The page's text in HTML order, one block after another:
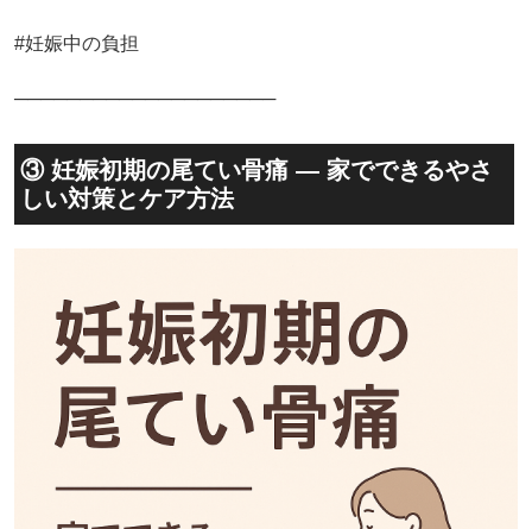
#妊娠中の負担
────────────────────
③ 妊娠初期の尾てい骨痛 — 家でできるやさ
しい対策とケア方法